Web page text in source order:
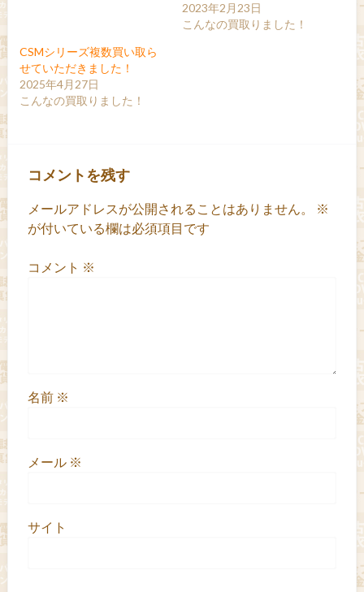
2023年2月23日
こんなの買取りました！
CSMシリーズ複数買い取ら
せていただきました！
2025年4月27日
こんなの買取りました！
コメントを残す
メールアドレスが公開されることはありません。
※
が付いている欄は必須項目です
コメント ※
名前 ※
メール ※
サイト